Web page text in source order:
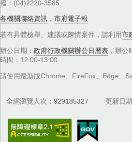
撥：(04)2220-3585
各機關聯絡資訊 ， 市府電子報
若有具體檢舉、建議或陳情案件，請利用市
辦公日期： 政府行政機關辦公日曆表 ，辦
時間：12:00-13:00
請使用最新版Chrome、FireFox、Edge、
全網瀏覽人次 929185327 更新日期